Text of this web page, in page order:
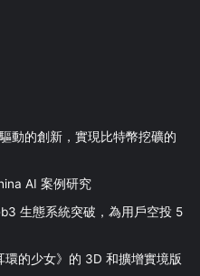
動的創新，實現比特幣挖礦的
AI 案例研究
生態系統突破，為用戶空投 5
環的少女》的 3D 和擴增實境版